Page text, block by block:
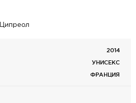
2014
УНИСЕКС
ФРАНЦИЯ